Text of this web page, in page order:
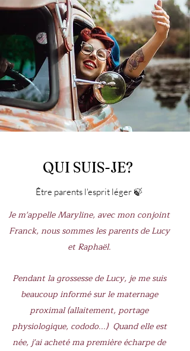
QUI SUIS-JE?
Être parents l'esprit léger 🍃
Je m'appelle Maryline, avec mon conjoint
Franck, nous sommes les parents de Lucy
et Raphaël.
Pendant la grossesse de Lucy, je me suis
beaucoup informé sur le maternage
proximal (allaitement, portage
physiologique, cododo...) Quand elle est
née, j'ai acheté ma première écharpe de